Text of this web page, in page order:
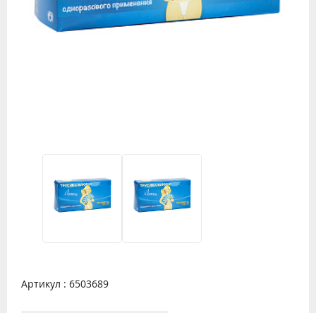
Артикул : 6503689